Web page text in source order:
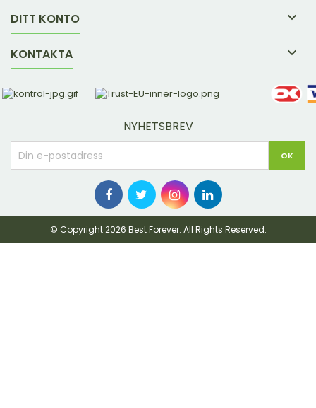
DITT KONTO 
KONTAKTA 
NYHETSBREV
© Copyright 2026 Best Forever. All Rights Reserved.